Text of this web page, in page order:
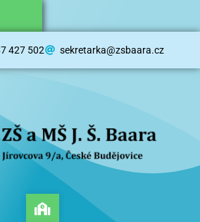
427 502 sekretarka@zsbaara.cz